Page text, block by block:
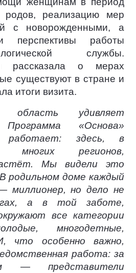
родов, реализацию мер
с новорожденными, а
перспективы работы
службы.
рассказала о мерах
существуют в стране и
итоги визита.
область удивляет
«Основа»
работает: здесь, в
регионов,
Мы видели это
родильном доме каждый
миллионер, но дело не
а в той заботе,
все категории
многодетные,
что особенно важно,
работа: за
— представители